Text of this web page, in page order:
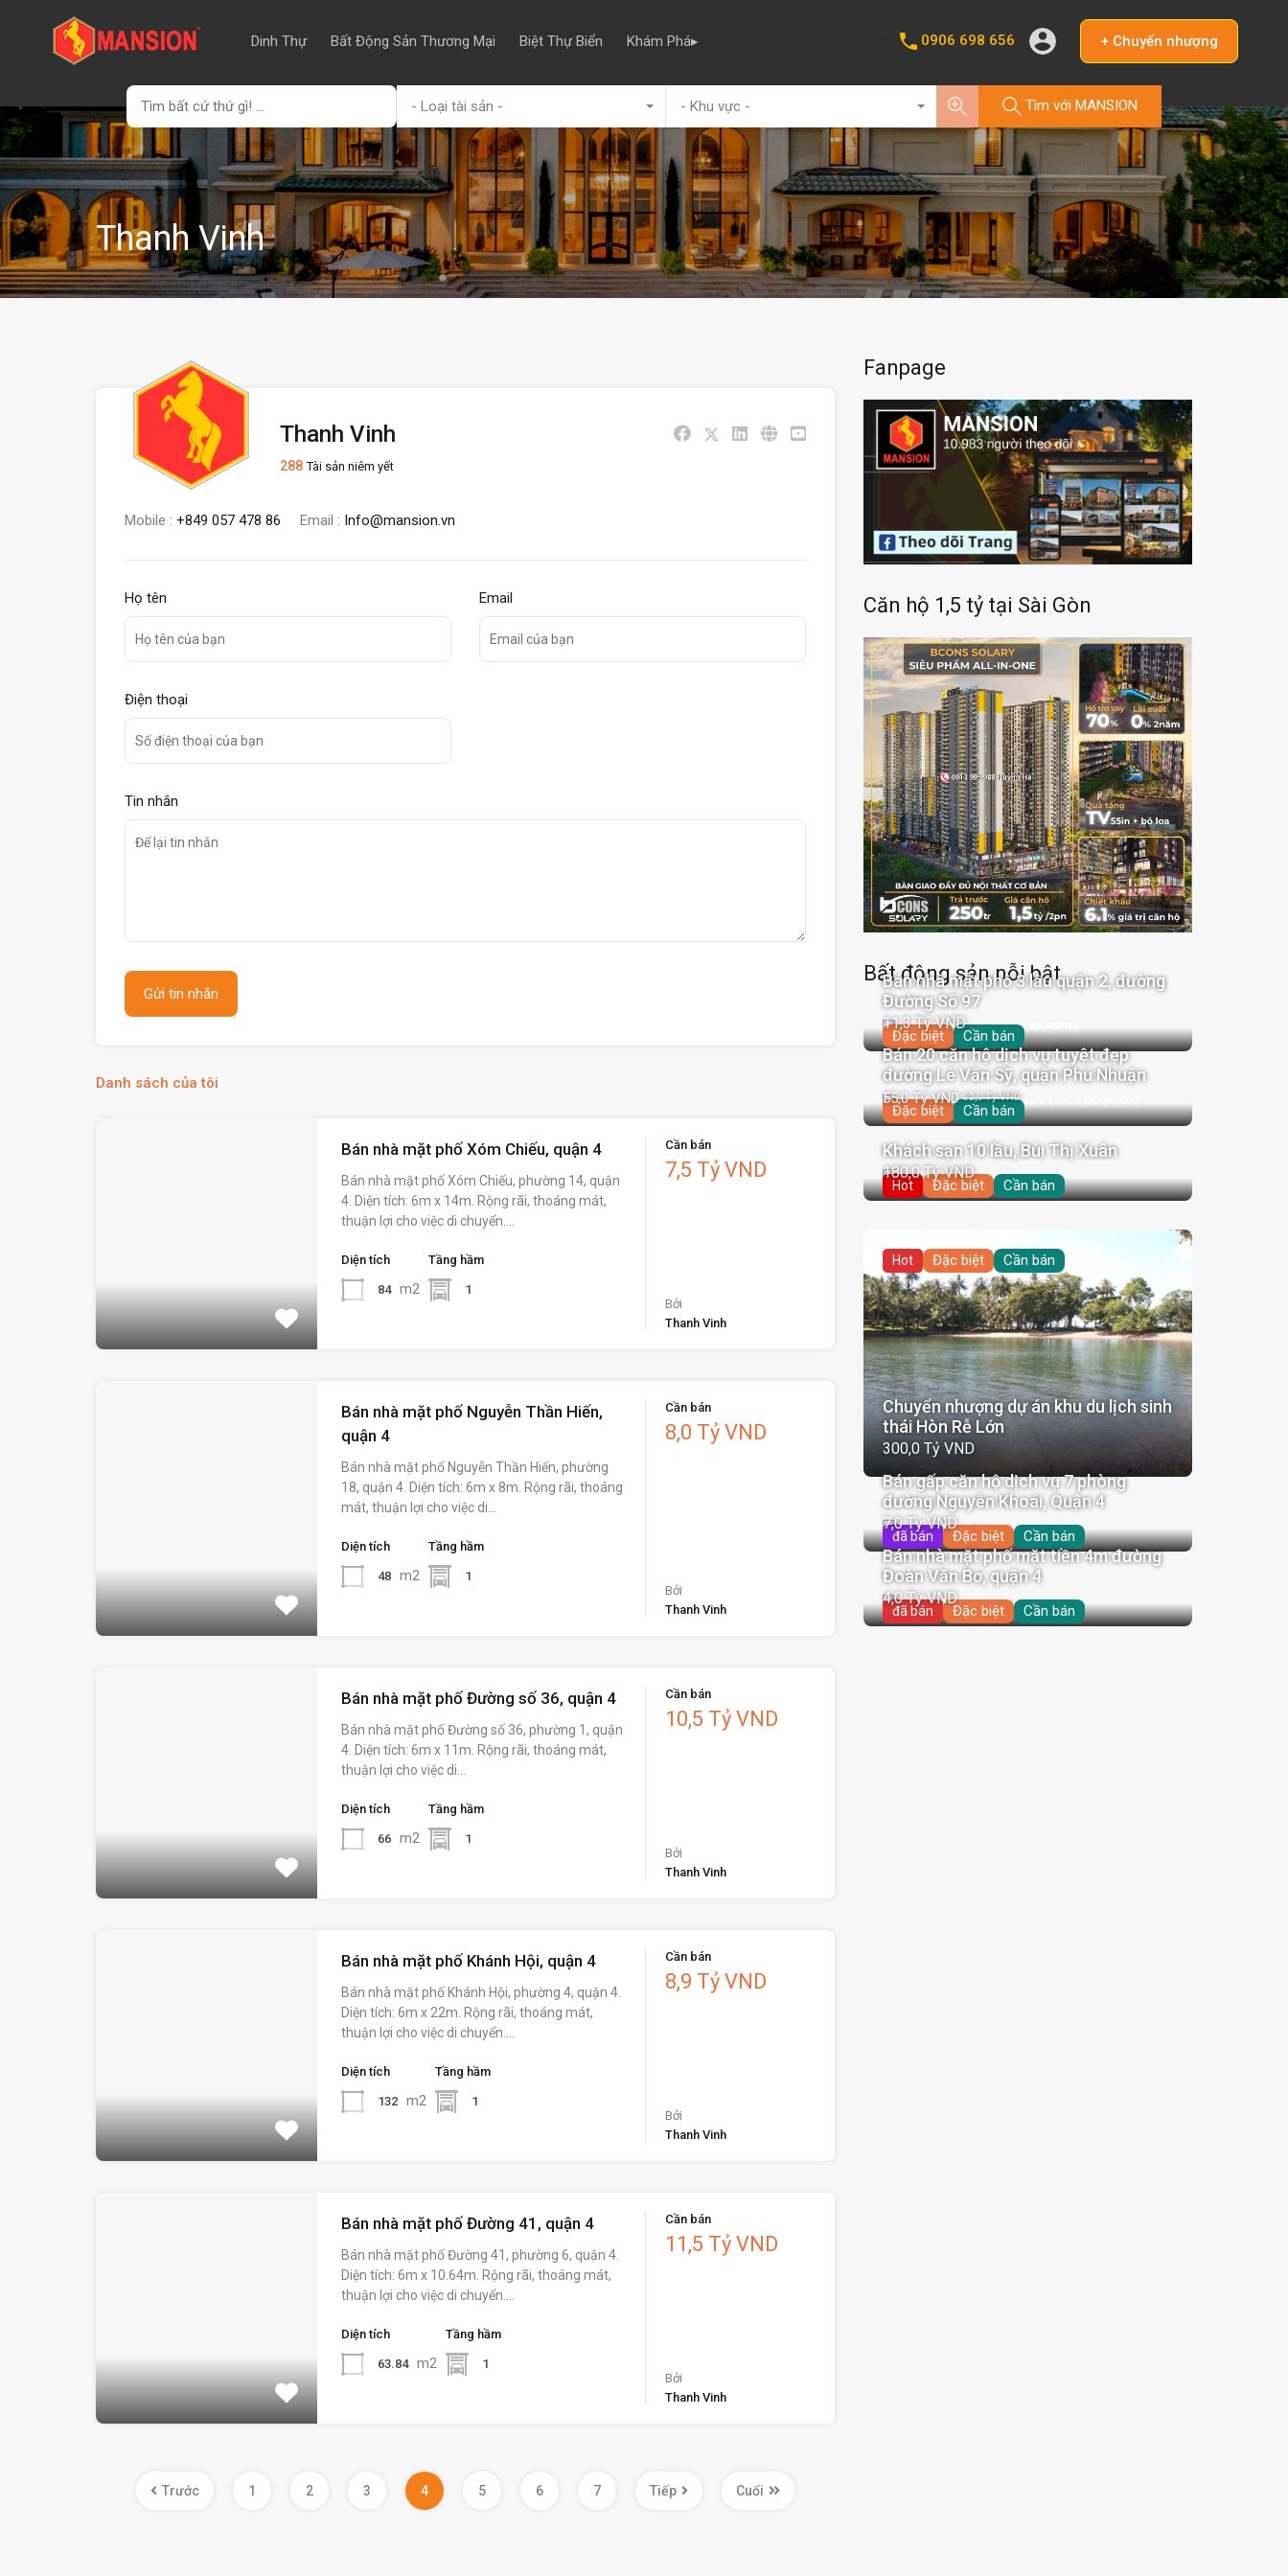
Dinh Thự Bất Động Sản Thương Mại Biệt Thự Biển Khám Phá▸ 0906 698 656 + Chuyển nhượng
- Loại tài sản - - Khu vực - Tìm với MANSION
Thanh Vinh
Thanh Vinh
288 Tài sản niêm yết
Mobile : +849 057 478 86 Email : Info@mansion.vn
Họ tên Email
Điện thoại
Tin nhắn
Danh sách của tôi
Bán nhà mặt phố Xóm Chiếu, quận 4
Bán nhà mặt phố Xóm Chiếu, phường 14, quận
4. Diện tích: 6m x 14m. Rộng rãi, thoáng mát,
thuận lợi cho việc di chuyển.…
Diện tích
84 m2
Tầng hầm
1
Cần bán
7,5 Tỷ VND
Bởi
Thanh Vinh
Bán nhà mặt phố Nguyễn Thần Hiến,
quận 4
Bán nhà mặt phố Nguyễn Thần Hiến, phường
18, quận 4. Diện tích: 6m x 8m. Rộng rãi, thoáng
mát, thuận lợi cho việc di…
Diện tích
48 m2
Tầng hầm
1
Cần bán
8,0 Tỷ VND
Bởi
Thanh Vinh
Bán nhà mặt phố Đường số 36, quận 4
Bán nhà mặt phố Đường số 36, phường 1, quận
4. Diện tích: 6m x 11m. Rộng rãi, thoáng mát,
thuận lợi cho việc di…
Diện tích
66 m2
Tầng hầm
1
Cần bán
10,5 Tỷ VND
Bởi
Thanh Vinh
Bán nhà mặt phố Khánh Hội, quận 4
Bán nhà mặt phố Khánh Hội, phường 4, quận 4.
Diện tích: 6m x 22m. Rộng rãi, thoáng mát,
thuận lợi cho việc di chuyển.…
Diện tích
132 m2
Tầng hầm
1
Cần bán
8,9 Tỷ VND
Bởi
Thanh Vinh
Bán nhà mặt phố Đường 41, quận 4
Bán nhà mặt phố Đường 41, phường 6, quận 4.
Diện tích: 6m x 10.64m. Rộng rãi, thoáng mát,
thuận lợi cho việc di chuyển.…
Diện tích
63.84 m2
Tầng hầm
1
Cần bán
11,5 Tỷ VND
Bởi
Thanh Vinh
Trước 1 2 3 4 5 6 7 Tiếp Cuối
Fanpage
Căn hộ 1,5 tỷ tại Sài Gòn
Bất động sản nỗi bật
Đặc biệt Cần bán
Bán nhà mặt phố 3 lầu quận 2, đường
Đường Số 97
11,3 Tỷ VND
Đặc biệt Cần bán
Bán 20 căn hộ dịch vụ tuyệt đẹp
đường Lê Văn Sỹ, quận Phú Nhuận
55,0 Tỷ VND 52,0 Tỷ VND
Hot Đặc biệt Cần bán
Khách sạn 10 lầu, Bùi Thị Xuân
180,0 Tỷ VND
Hot Đặc biệt Cần bán
Chuyển nhượng dự án khu du lịch sinh
thái Hòn Rễ Lớn
300,0 Tỷ VND
đã bán Đặc biệt Cần bán
Bán gấp căn hộ dịch vụ 7 phòng
đường Nguyễn Khoái, Quận 4
7,0 Tỷ VND
đã bán Đặc biệt Cần bán
Bán nhà mặt phố mặt tiền 4m đường
Đoàn Văn Bơ, quận 4
4,0 Tỷ VND